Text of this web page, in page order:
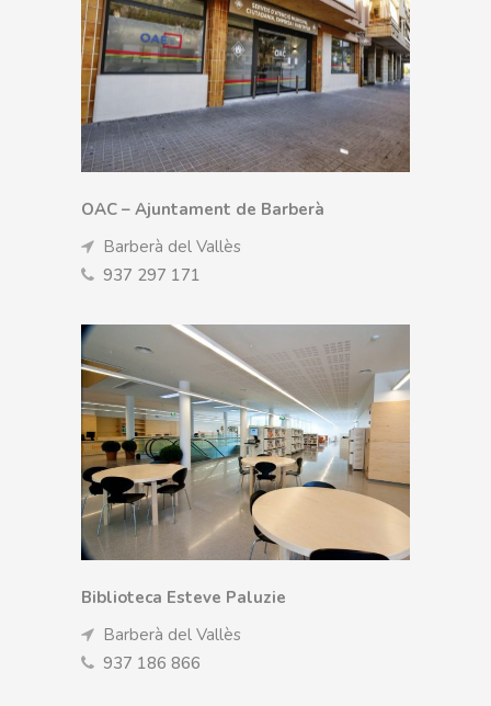
OAC – Ajuntament de Barberà
Barberà del Vallès
937 297 171
Biblioteca Esteve Paluzie
Barberà del Vallès
937 186 866